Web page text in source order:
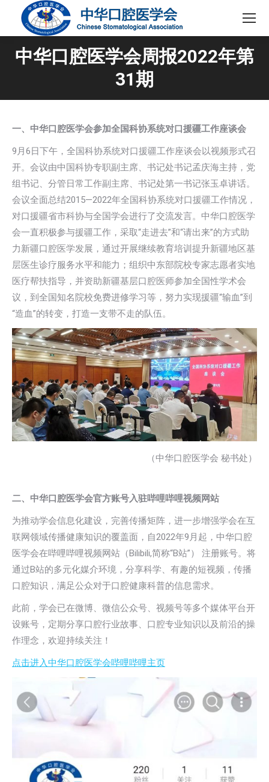
中华口腔医学会周报2022年第
31期
一、中华口腔医学会参加全国科协系统对口援疆工作座谈会
9月6日下午，全国科协系统对口援疆工作座谈会以视频形式召
开。会议由中国科协专职副主席、书记处书记孟庆海主持，党
组书记、分管日常工作副主席、书记处第一书记张玉卓讲话。
会议全面总结2015—2022年全国科协系统对口援疆工作情况，
对口援疆省市科协与全国学会进行了交流发言。中华口腔医学
会一直积极参与援疆工作，采取“走进去”和“请出来”的方式助
力新疆口腔医学发展，通过开展继续教育培训提升新疆地区基
层医生诊疗服务水平和能力；组织中东部院校专家志愿者实地
医疗帮扶指导，并资助新疆基层口腔医师参加全国性学术会
议，到全国知名院校免费进修学习等，努力实现援疆“输血”到
“造血”的转变，打造一支带不走的队伍。
（中华口腔医学会 秘书处）
二、中华口腔医学会官方账号入驻哔哩哔哩视频网站
为推动学会信息化建设，完善传播矩阵，进一步增强学会在互
联网领域传播健康知识的覆盖面，自2022年9月起，中华口腔
医学会在哔哩哔哩视频网站（Bilibili,简称“B站”） 注册账号。将
通过B站的多元化媒介环境，分享科学、有趣的短视频，传播
口腔知识，满足公众对于口腔健康科普的信息需求。
此前，学会已在微博、微信公众号、视频号等多个媒体平台开
设账号，定期分享口腔行业故事、口腔专业知识以及前沿的操
作理念，欢迎持续关注！
点击进入中华口腔医学会哔哩哔哩主页